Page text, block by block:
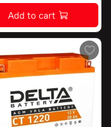
Add to cart